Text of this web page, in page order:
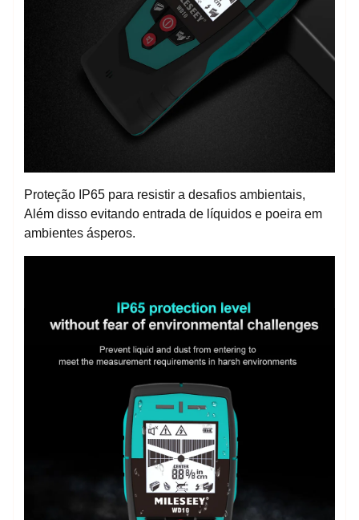
Proteção IP65 para resistir a desafios ambientais,
Além disso evitando entrada de líquidos e poeira em
ambientes ásperos.